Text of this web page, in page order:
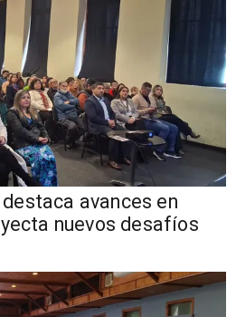
avances en
nuevos desafíos